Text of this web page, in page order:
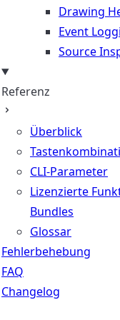
Drawing
Event
Source
Referenz
Überblick
CLI-Parameter
Lizenzierte
Bundles
Glossar
Fehlerbehebung
FAQ
Changelog